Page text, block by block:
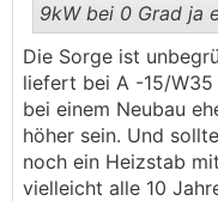
9kW bei 0 Grad ja
Die Sorge ist
liefert bei A -15/W35
bei einem Neubau
höher sein. Und
noch ein Heizstab
vielleicht alle 10